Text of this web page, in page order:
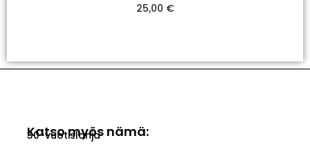
25,00 €
Katso myös nämä:
30-vuotislahja